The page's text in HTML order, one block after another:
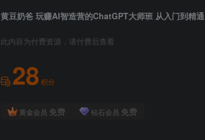
黄豆奶爸 玩赚AI智造营的ChatGPT大师班 从入门到精通
此内容为付费资源，请付费后查看
28 积分
黄金会员 免费 钻石会员 免费